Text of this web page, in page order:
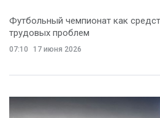
Футбольный чемпионат как
трудовых проблем
07:10 17 июня 2026